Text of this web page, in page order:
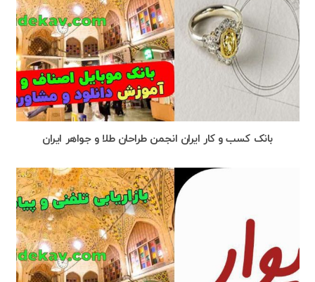
بانک کسب و کار ایران انجمن طراحان طلا و جواهر ایران